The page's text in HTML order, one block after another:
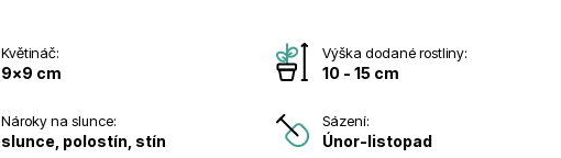
Květináč:
9x9 cm
Výška dodané rostliny:
10 - 15 cm
Nároky na slunce:
slunce, polostín, stín
Sázení:
Únor-listopad